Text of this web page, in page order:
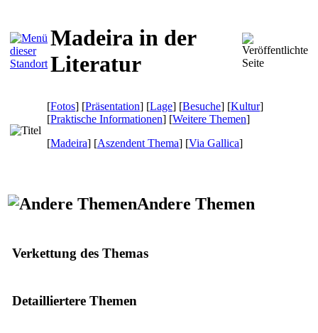
Madeira in der
Literatur
[Fotos] [Präsentation] [Lage] [Besuche] [Kultur]
[Praktische Informationen] [Weitere Themen]
[Madeira] [Aszendent Thema] [Via Gallica]
Andere Themen
Verkettung des Themas
Detailliertere Themen